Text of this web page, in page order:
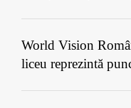
World Vision
liceu reprezintă